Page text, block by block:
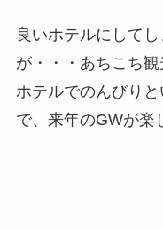
良いホテルにして
が・・・あちこち観
ホテルでのんびり
で、来年のGWが楽